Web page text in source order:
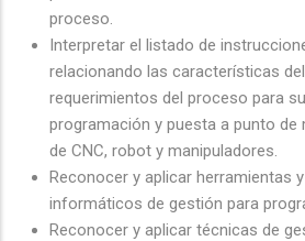
proceso.
Interpretar el listado de
relacionando las características
requerimientos del proceso para
programación y puesta a punto de
de CNC, robot y manipuladores.
Reconocer y aplicar herramientas
informáticos de gestión para
Reconocer y aplicar técnicas de